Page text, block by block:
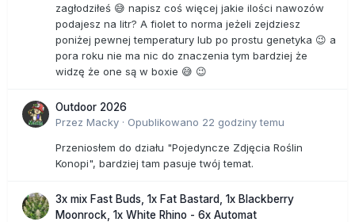
zagłodziłeś 😅 napisz coś więcej jakie ilości nawozów
podajesz na litr? A fiolet to norma jeżeli zejdziesz
poniżej pewnej temperatury lub po prostu genetyka 😉 a
pora roku nie ma nic do znaczenia tym bardziej że
widzę że one są w boxie 😅 😉
Outdoor 2026
Przez Macky · Opublikowano 22 godziny temu
Przeniosłem do działu "Pojedyncze Zdjęcia Roślin
Konopi", bardziej tam pasuje twój temat.
3x mix Fast Buds, 1x Fat Bastard, 1x Blackberry
Moonrock, 1x White Rhino - 6x Automat